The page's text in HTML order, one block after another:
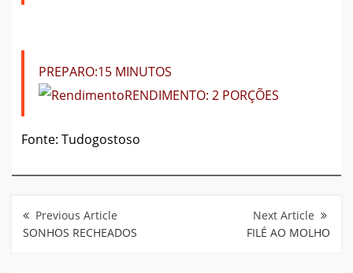
PREPARO:15 MINUTOS
RENDIMENTO: 2 PORÇÕES
Fonte: Tudogostoso
de
Post
SONHOS RECHEADOS FILÉ AO MOLHO